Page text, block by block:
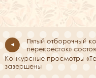
Пятый отборочный
перекресток»
Конкурсные просмотры
завершены